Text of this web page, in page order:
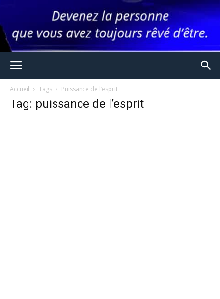
Accueil Tags Puissance de l’esprit
Tag: puissance de l’esprit